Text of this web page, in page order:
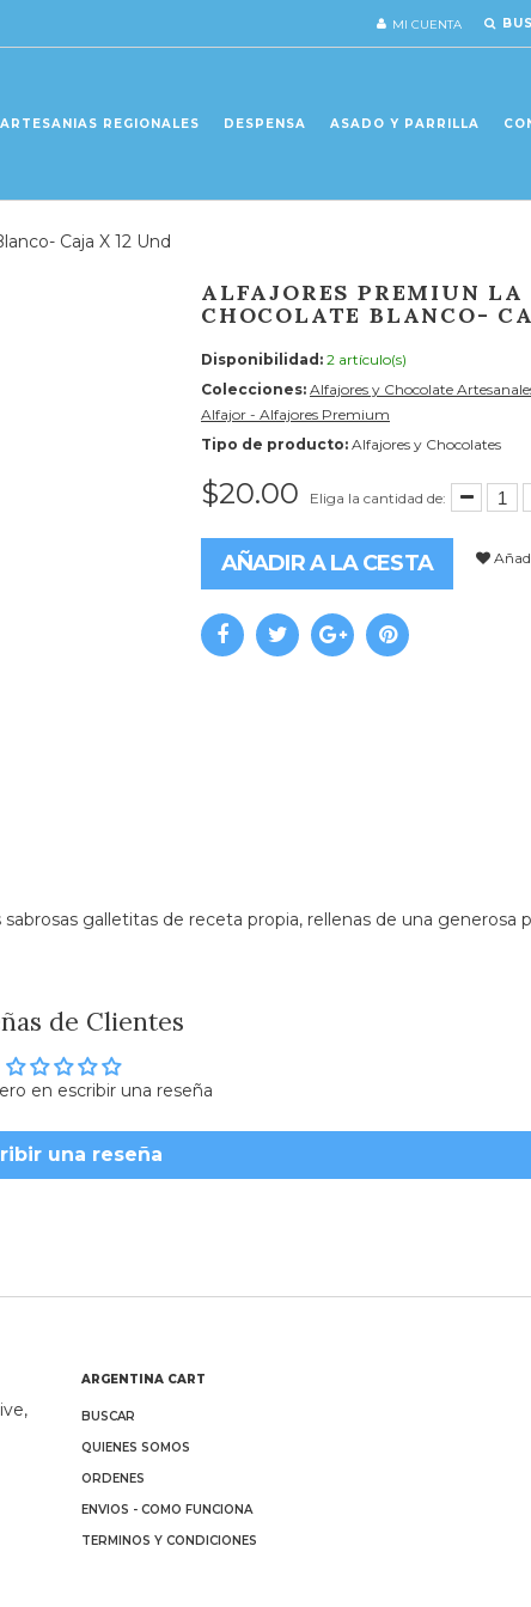
MI CUENTA
ARTESANIAS REGIONALES DESPENSA ASADO Y PARRILLA
Caja X 12 Und
ALFAJORES PREMIUN LA
CHOCOLATE BLANCO-
Disponibilidad: 2 artículo(s)
Colecciones: Alfajores y Chocolate
Alfajor - Alfajores Premium
Tipo de producto: Alfajores y Chocolates
$20.00 Eliga la cantidad de:
AÑADIR A LA CESTA
galletitas de receta propia, rellenas de una generosa
de Clientes
en escribir una reseña
una reseña
ARGENTINA CART
BUSCAR
QUIENES SOMOS
ORDENES
ENVIOS - COMO FUNCIONA
TERMINOS Y CONDICIONES